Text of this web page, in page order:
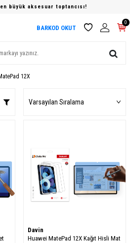
büyük aksesuar toptancısı!
BARKOD OKUT
0
12X
Davin
Huawei MatePad 12X Kağıt Hisli Mat